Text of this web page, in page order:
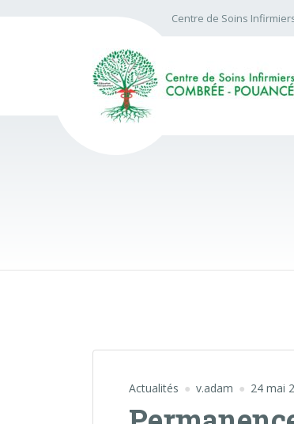
Centre de Soins
Actualités v.adam 24 mai